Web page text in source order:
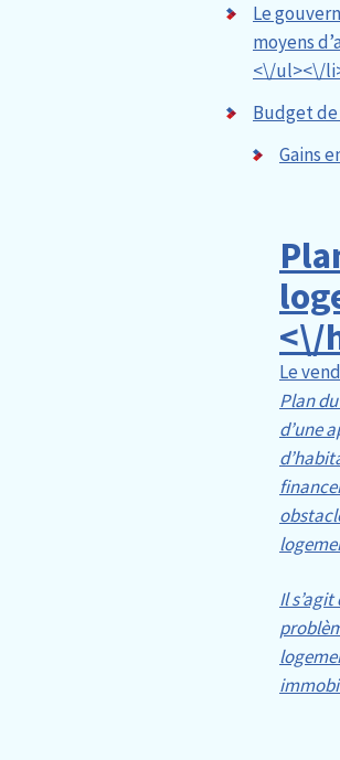
Le
moyens
<\/ul><\/
Budget de
Gains
<\/
Le
Plan
d’une
Il